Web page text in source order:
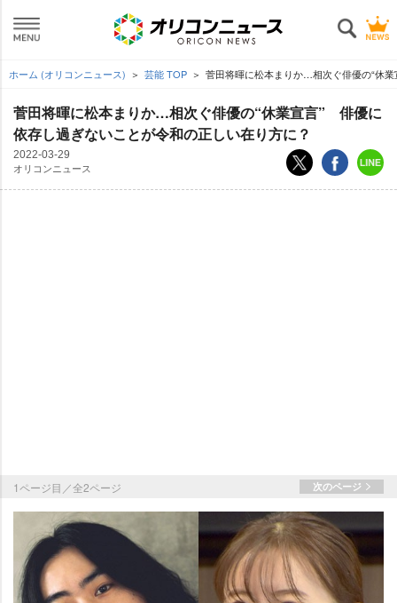
ホーム (オリコンニュース) 芸能 TOP 菅田将暉に松本まりか…相次ぐ俳優の“休
菅田将暉に松本まりか…相次ぐ俳優の“休業宣言” 俳優に
依存し過ぎないことが令和の正しい在り方に？
2022-03-29
オリコンニュース
1ページ目／全2ページ 次のページ